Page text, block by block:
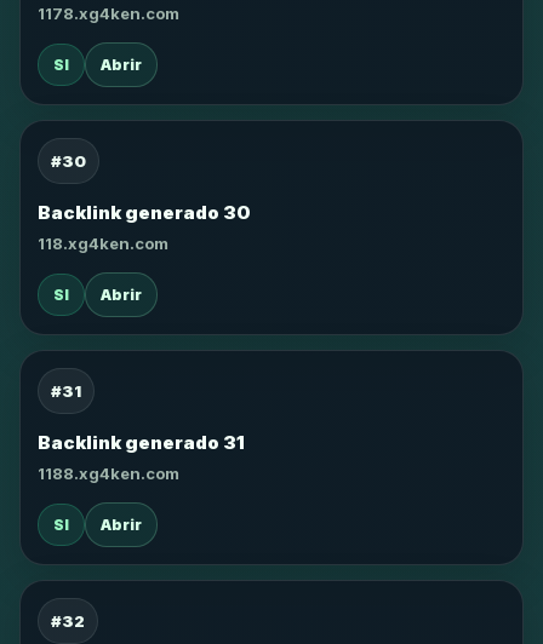
1178.xg4ken.com
SI Abrir
#30
Backlink generado 30
118.xg4ken.com
SI Abrir
#31
Backlink generado 31
1188.xg4ken.com
SI Abrir
#32